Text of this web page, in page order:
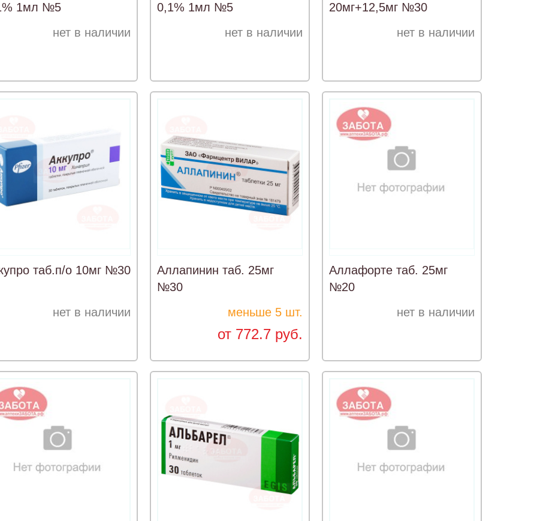
1мл №5
нет в наличии
0,1% 1мл №5
нет в наличии
20мг+12,5мг №30
нет в наличии
таб.п/о 10мг №30
нет в наличии
Аллапинин таб. 25мг
№30
меньше 5 шт.
от 772.7 руб.
Аллафорте таб. 25мг
№20
нет в наличии